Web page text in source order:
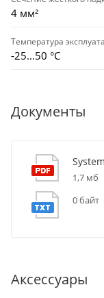
4 мм²
Температура
-25…50 °C
Документы
1,7 мб
0 байт
Аксессуары